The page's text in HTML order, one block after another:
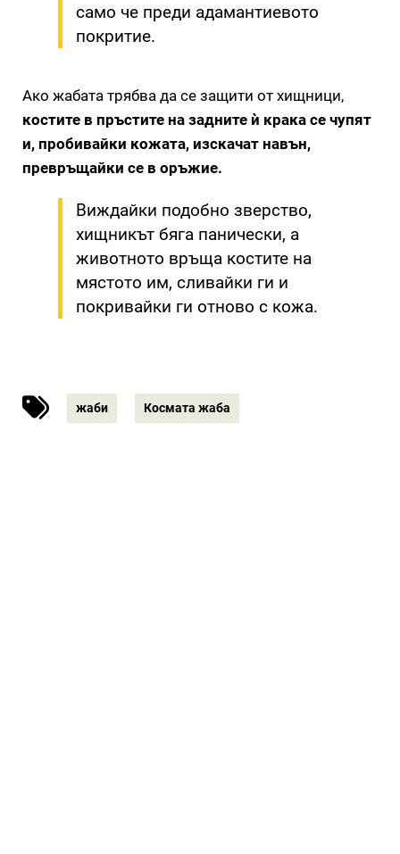
само че преди адамантиевото
покритие.
Ако жабата трябва да се защити от хищници,
костите в пръстите на задните ѝ крака се чупят
и, пробивайки кожата, изскачат навън,
превръщайки се в оръжие.
Виждайки подобно зверство,
хищникът бяга панически, а
животното връща костите на
мястото им, сливайки ги и
покривайки ги отново с кожа.
жаби Космата жаба